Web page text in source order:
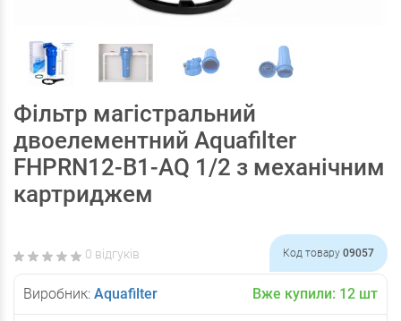
Фільтр магістральний
двоелементний Aquafilter
FHPRN12-B1-AQ 1/2 з механічним
картриджем
0 відгуків Код товару 09057
Виробник: Aquafilter Вже купили: 12 шт